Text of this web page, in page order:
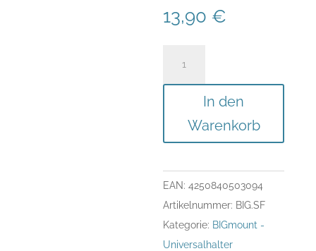
13,90 €
BasisplatteIn den
Warenkorb
EAN:4250840503094
Artikelnummer: BIG.SF
Kategorie: BIGmount -
Universalhalter